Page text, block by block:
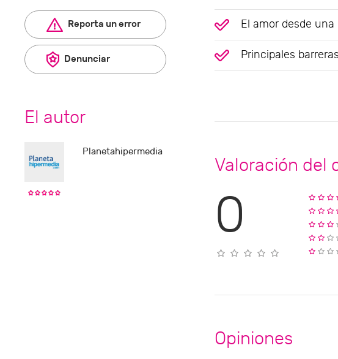
El amor desde
Principales
Valoración del
0
Opiniones
Reporta un error
Denunciar
El autor
Planetahipermedia